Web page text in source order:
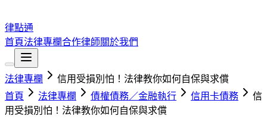
律點通
首頁法律專欄合作律師關於我們
法律專欄
信用受損別怕！法律教你如何自保與求償
首頁
法律專欄 債權債務／金融執行 信用卡債務
信
用受損別怕！法律教你如何自保與求償